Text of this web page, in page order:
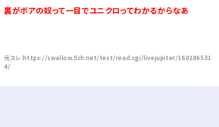
裏がボアの奴って一目でユニクロってわかるからなあ
元スレ:https://swallow.5ch.net/test/read.cgi/livejupiter/160286531
4/